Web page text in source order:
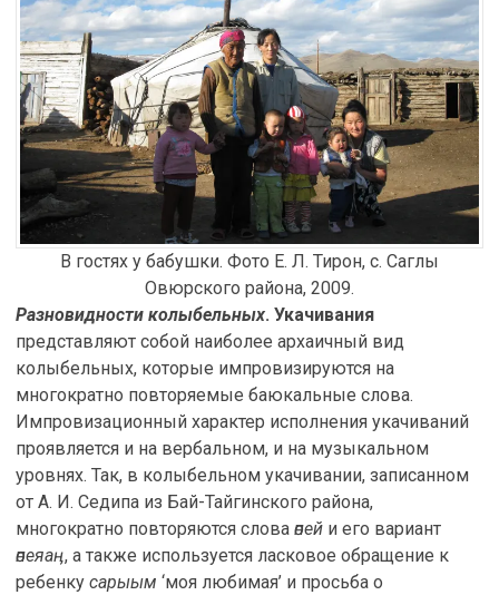
В гостях у бабушки. Фото Е. Л. Тирон, с. Саглы
Овюрского района, 2009.
Разновидности колыбельных. Укачивания
представляют собой наиболее архаичный вид
колыбельных, которые импровизируются на
многократно повторяемые баюкальные слова.
Импровизационный характер исполнения укачиваний
проявляется и на вербальном, и на музыкальном
уровнях. Так, в колыбельном укачивании, записанном
от А. И. Седипа из Бай-Тайгинского района,
многократно повторяются слова өпей и его вариант
өпеяаӊ, а также используется ласковое обращение к
ребенку сарыым ‘моя любимая’ и просьба о